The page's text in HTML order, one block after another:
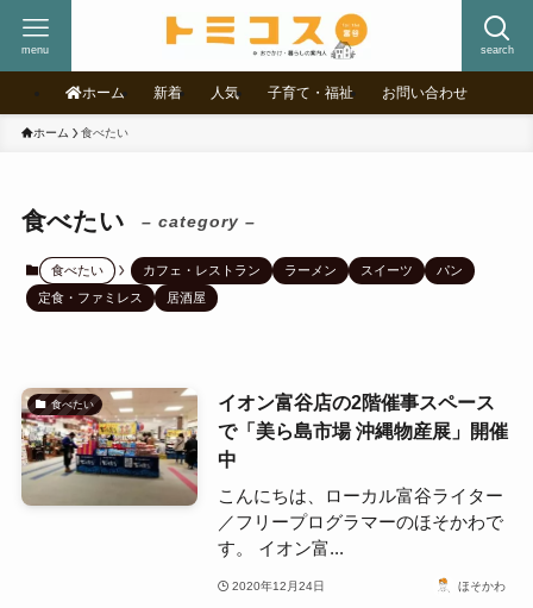
search
menu
ホーム 新着 人気 子育て・福祉 お問い合わせ
ホーム 食べたい
食べたい – category –
食べたい カフェ・レストラン ラーメン スイーツ
パン
定食・ファミレス
居酒屋
食べたい
イオン富谷店の2階催事スペース
で「美ら島市場 沖縄物産展」開催
中
こんにちは、ローカル富谷ライター
／フリープログラマーのほそかわで
す。 イオン富...
2020年12月24日 ほそかわ